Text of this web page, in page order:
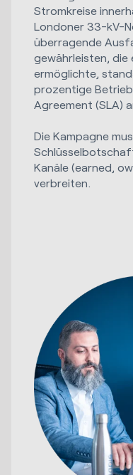
Stromkreise
Londoner 33-kV-
überragende
gewährleisten, die
ermöglichte,
prozentige
Agreement (SLA)
Die Kampagne
Kanäle (earned,
verbreiten.